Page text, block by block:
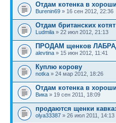
Отдам котенка в
Burenin69 » 16 сен 2012, 22:36
Отдам британских
Ludmila » 22 июл 2012, 21:13
ПРОДАМ щенков
alevtina » 15 июн 2012, 11:41
Куплю корову
notka » 24 мар 2012, 18:26
Отдам котенка в
Вика » 19 сен 2011, 18:09
продаются щенки
olya33387 » 26 июл 2011, 14:13